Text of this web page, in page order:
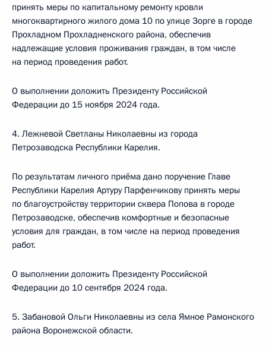
принять меры по капитальному ремонту кровли
многоквартирного жилого дома 10 по улице Зорге в городе
Прохладном Прохладненского района, обеспечив
надлежащие условия проживания граждан, в том числе
на период проведения работ.
О выполнении доложить Президенту Российской
Федерации до 15 ноября 2024 года.
4. Лежневой Светланы Николаевны из города
Петрозаводска Республики Карелия.
По результатам личного приёма дано поручение Главе
Республики Карелия Артуру Парфенчикову принять меры
по благоустройству территории сквера Попова в городе
Петрозаводске, обеспечив комфортные и безопасные
условия для граждан, в том числе на период проведения
работ.
О выполнении доложить Президенту Российской
Федерации до 10 сентября 2024 года.
5. Забановой Ольги Николаевны из села Ямное Рамонского
района Воронежской области.